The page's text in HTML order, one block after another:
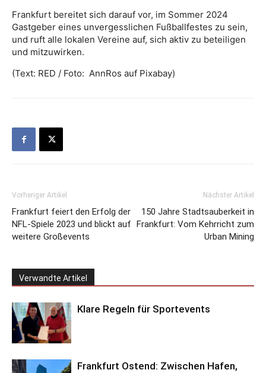
Frankfurt bereitet sich darauf vor, im Sommer 2024
Gastgeber eines unvergesslichen Fußballfestes zu sein,
und ruft alle lokalen Vereine auf, sich aktiv zu beteiligen
und mitzuwirken.
(Text: RED / Foto: AnnRos auf Pixabay)
Vorheriger Artikel
Frankfurt feiert den Erfolg der
NFL-Spiele 2023 und blickt auf
weitere Großevents
Nächster Artikel
150 Jahre Stadtsauberkeit in
Frankfurt: Vom Kehrricht zum
Urban Mining
Verwandte Artikel
Klare Regeln für Sportevents
Frankfurt Ostend: Zwischen Hafen,